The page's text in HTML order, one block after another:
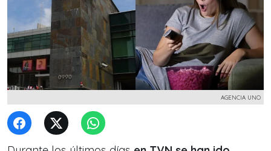
AGENCIA UNO